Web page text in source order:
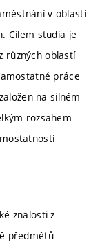
v oblasti
Cílem studia je
různých oblastí
práce
na silném
rozsahem
znalosti z
předmětů